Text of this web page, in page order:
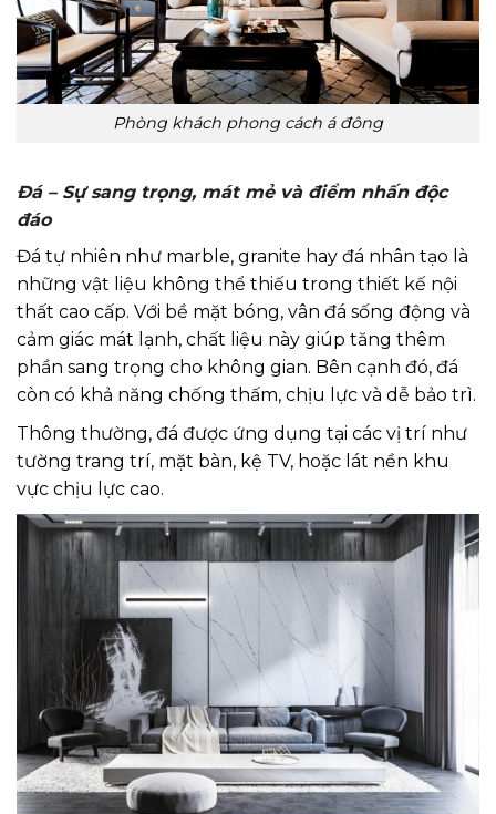
Phòng khách phong cách á đông
Đá – Sự sang trọng, mát mẻ và điểm nhấn độc
đáo
Đá tự nhiên như marble, granite hay đá nhân tạo là
những vật liệu không thể thiếu trong thiết kế nội
thất cao cấp. Với bề mặt bóng, vân đá sống động và
cảm giác mát lạnh, chất liệu này giúp tăng thêm
phần sang trọng cho không gian. Bên cạnh đó, đá
còn có khả năng chống thấm, chịu lực và dễ bảo trì.
Thông thường, đá được ứng dụng tại các vị trí như
tường trang trí, mặt bàn, kệ TV, hoặc lát nền khu
vực chịu lực cao.